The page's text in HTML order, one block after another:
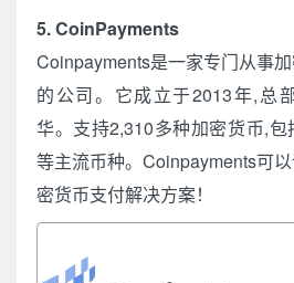
5. CoinPayments
Coinpayments是一家专门从事
的公司。它成立于2013年,总
华。支持2,310多种加密货币,
等主流币种。Coinpayments可
密货币支付解决方案！